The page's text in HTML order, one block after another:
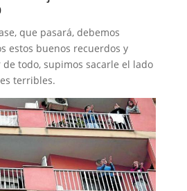
que pasará, debemos
estos buenos recuerdos y
todo, supimos sacarle el lado
terribles.